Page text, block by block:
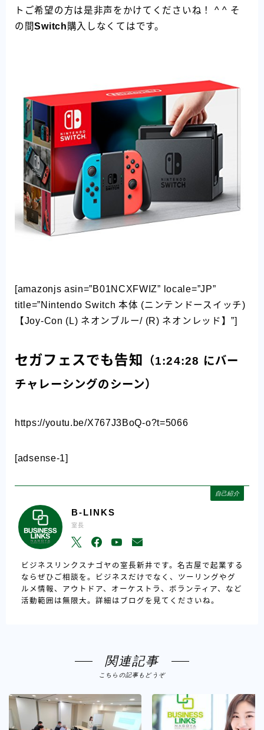
トご希望の方は是非声をかけてくださいね！ ^ ^ そ
の間Switch購入しなくてはです。
[amazonjs asin=”B01NCXFWIZ” locale=”JP”
title=”Nintendo Switch 本体 (ニンテンドースイッチ)
【Joy-Con (L) ネオンブルー/ (R) ネオンレッド】”]
セガフェスでも告知
（1:24:28 にバー
チャレーシングのシーン）
https://youtu.be/X767J3BoQ-o?t=5066
[adsense-1]
自己紹介
B-LINKS
室長
ビジネスリンクスナゴヤの室長新井です。名古屋で起業する
ならぜひご相談を。ビジネスだけでなく、ツーリングやグ
ルメ情報、アウトドア、オーケストラ、ボランティア、など
活動範囲は無限大。詳細はブログを見てくださいね。
関連記事
こちらの記事もどうぞ